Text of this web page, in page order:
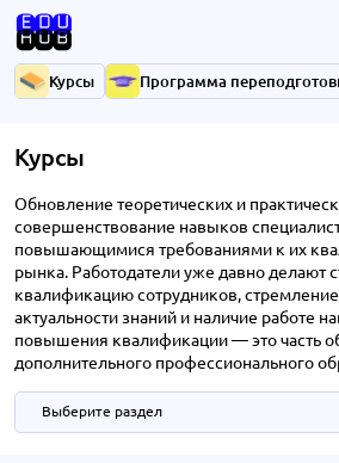
Курсы Программа
Курсы
Обновление теоретических и
совершенствование навыков
повышающимися требованиями к их
рынка. Работодатели уже давно делают
квалификацию сотрудников,
актуальности знаний и наличие работе
повышения квалификации — это часть
дополнительного профессионального
Выберите раздел